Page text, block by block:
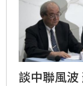
談中聯風波